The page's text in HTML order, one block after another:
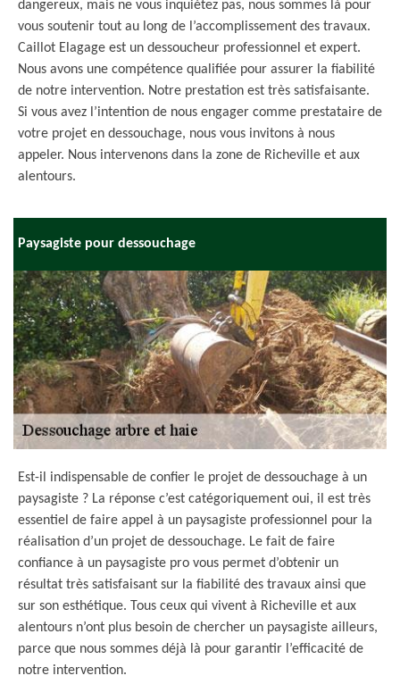
dangereux, mais ne vous inquiétez pas, nous sommes là pour
vous soutenir tout au long de l’accomplissement des travaux.
Caillot Elagage est un dessoucheur professionnel et expert.
Nous avons une compétence qualifiée pour assurer la fiabilité
de notre intervention. Notre prestation est très satisfaisante.
Si vous avez l’intention de nous engager comme prestataire de
votre projet en dessouchage, nous vous invitons à nous
appeler. Nous intervenons dans la zone de Richeville et aux
alentours.
Paysagiste pour dessouchage
Est-il indispensable de confier le projet de dessouchage à un
paysagiste ? La réponse c’est catégoriquement oui, il est très
essentiel de faire appel à un paysagiste professionnel pour la
réalisation d’un projet de dessouchage. Le fait de faire
confiance à un paysagiste pro vous permet d’obtenir un
résultat très satisfaisant sur la fiabilité des travaux ainsi que
sur son esthétique. Tous ceux qui vivent à Richeville et aux
alentours n’ont plus besoin de chercher un paysagiste ailleurs,
parce que nous sommes déjà là pour garantir l’efficacité de
notre intervention.